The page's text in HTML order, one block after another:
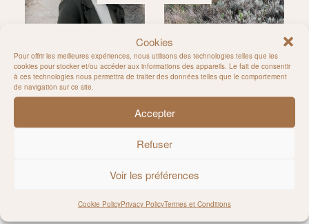
Cookies
Pour offrir les meilleures expériences, nous utilisons des technologies telles que les
cookies pour stocker et/ou accéder aux informations des appareils. Le fait de consentir
à ces technologies nous permettra de traiter des données telles que le comportement
de navigation sur ce site.
Accepter
Refuser
Voir les préférences
Cookie PolicyPrivacy PolicyTermes et Conditions
Follow allong
CONTACT